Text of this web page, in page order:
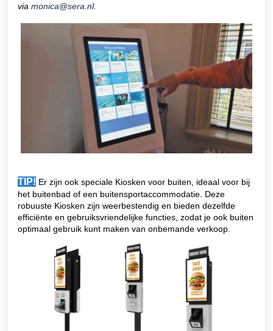
via monica@sera.nl.
TIP! Er zijn ook speciale Kiosken voor buiten, ideaal voor bij
het buitenbad of een buitensportaccommodatie. Deze
robuuste Kiosken zijn weerbestendig en bieden dezelfde
efficiënte en gebruiksvriendelijke functies, zodat je ook buiten
optimaal gebruik kunt maken van onbemande verkoop.